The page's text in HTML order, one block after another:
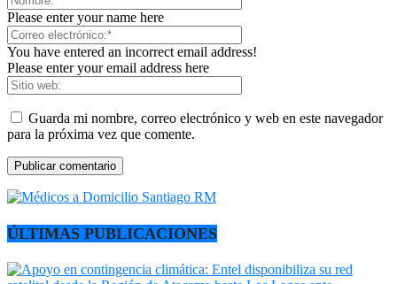
Please enter your name here
You have entered an incorrect email address!
Please enter your email address here
Guarda mi nombre, correo electrónico y web en este navegador
para la próxima vez que comente.
ÚLTIMAS PUBLICACIONES